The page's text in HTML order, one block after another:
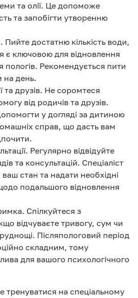
та олії. Це допоможе
та запобігти утворенню
достатню кількість води,
є ключовою для відновлення
пологів. Рекомендується пити
на день.
та друзів. Не соромтеся
від родичів та друзів.
у догляді за дитиною
справ, що дасть вам
Регулярно відвідуйте
та консультацій. Спеціаліст
стан та надати необхідні
подальшого відновлення
Спілкуйтеся з
відчуваєте тривогу, сум чи
Післяпологовий період
складним, тому
для вашого психологічного
на спеціальному